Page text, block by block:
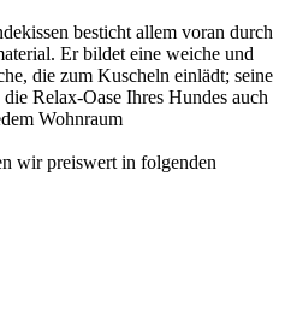
besticht allem voran durch
Er bildet eine weiche und
die zum Kuscheln einlädt; seine
Relax-Oase Ihres Hundes auch
Wohnraum
wir preiswert in folgenden